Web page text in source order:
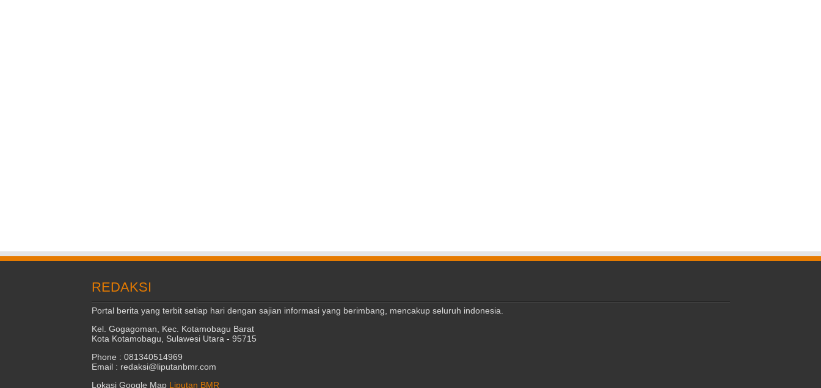
REDAKSI
Portal berita yang terbit setiap hari dengan sajian informasi yang berimbang, mencakup seluruh indonesia.
Kel. Gogagoman, Kec. Kotamobagu Barat
Kota Kotamobagu, Sulawesi Utara - 95715
Phone : 081340514969
Email : redaksi@liputanbmr.com
Lokasi Google Map Liputan BMR